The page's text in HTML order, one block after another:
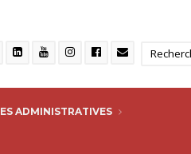
ADMINISTRATIVES